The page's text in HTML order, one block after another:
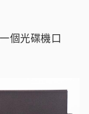
個光碟機口